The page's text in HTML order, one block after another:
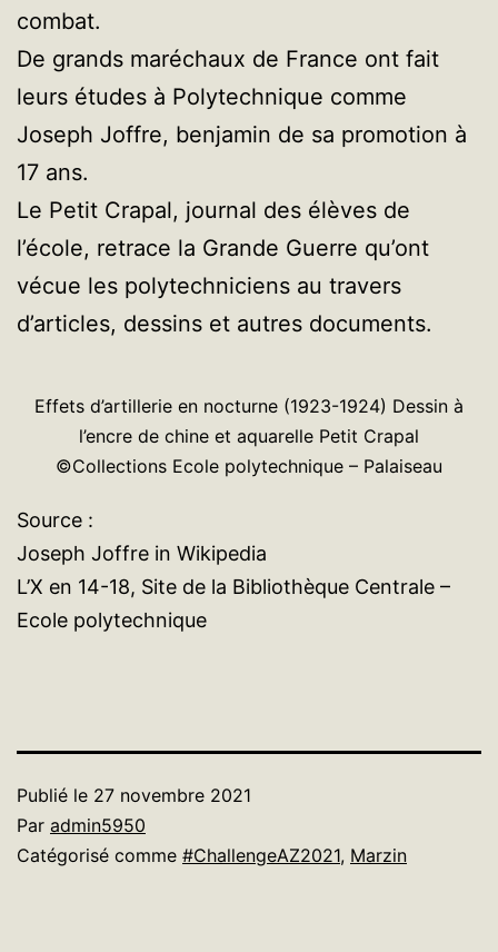
combat.
De grands maréchaux de France ont fait
leurs études à Polytechnique comme
Joseph Joffre, benjamin de sa promotion à
17 ans.
Le Petit Crapal, journal des élèves de
l’école, retrace la Grande Guerre qu’ont
vécue les polytechniciens au travers
d’articles, dessins et autres documents.
Effets d’artillerie en nocturne (1923-1924) Dessin à
l’encre de chine et aquarelle Petit Crapal
©Collections Ecole polytechnique – Palaiseau
Source :
Joseph Joffre in Wikipedia
L’X en 14-18, Site de la Bibliothèque Centrale –
Ecole polytechnique
Publié le 27 novembre 2021
Par admin5950
Catégorisé comme #ChallengeAZ2021, Marzin